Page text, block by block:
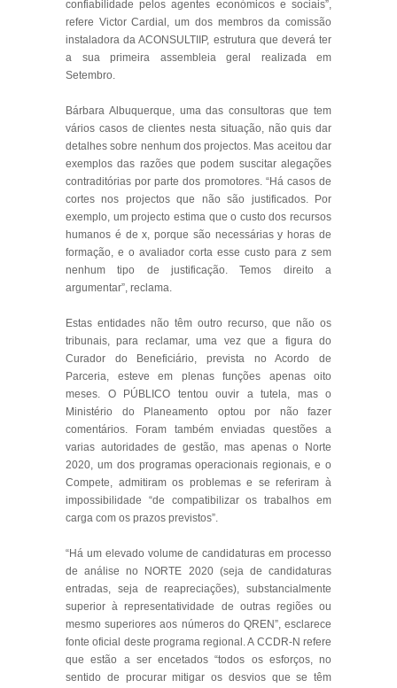
confiabilidade pelos agentes económicos e sociais”,
refere Victor Cardial, um dos membros da comissão
instaladora da ACONSULTIIP, estrutura que deverá ter
a sua primeira assembleia geral realizada em
Setembro.
Bárbara Albuquerque, uma das consultoras que tem
vários casos de clientes nesta situação, não quis dar
detalhes sobre nenhum dos projectos. Mas aceitou dar
exemplos das razões que podem suscitar alegações
contraditórias por parte dos promotores. “Há casos de
cortes nos projectos que não são justificados. Por
exemplo, um projecto estima que o custo dos recursos
humanos é de x, porque são necessárias y horas de
formação, e o avaliador corta esse custo para z sem
nenhum tipo de justificação. Temos direito a
argumentar”, reclama.
Estas entidades não têm outro recurso, que não os
tribunais, para reclamar, uma vez que a figura do
Curador do Beneficiário, prevista no Acordo de
Parceria, esteve em plenas funções apenas oito
meses. O PÚBLICO tentou ouvir a tutela, mas o
Ministério do Planeamento optou por não fazer
comentários. Foram também enviadas questões a
varias autoridades de gestão, mas apenas o Norte
2020, um dos programas operacionais regionais, e o
Compete, admitiram os problemas e se referiram à
impossibilidade “de compatibilizar os trabalhos em
carga com os prazos previstos”.
“Há um elevado volume de candidaturas em processo
de análise no NORTE 2020 (seja de candidaturas
entradas, seja de reapreciações), substancialmente
superior à representatividade de outras regiões ou
mesmo superiores aos números do QREN”, esclarece
fonte oficial deste programa regional. A CCDR-N refere
que estão a ser encetados “todos os esforços, no
sentido de procurar mitigar os desvios que se têm